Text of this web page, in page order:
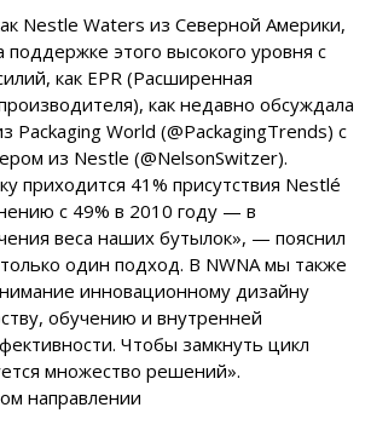
Nestle Waters из Северной Америки,
этого высокого уровня с
как EPR (Расширенная
как недавно обсуждала
Packaging World (@PackagingTrends) с
из Nestle (@NelsonSwitzer).
приходится 41% присутствия Nestlé
с 49% в 2010 году — в
веса наших бутылок», — пояснил
один подход. В NWNA мы также
инновационному дизайну
обучению и внутренней
Чтобы замкнуть цикл
множество решений».
направлении